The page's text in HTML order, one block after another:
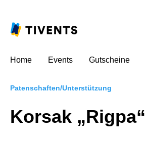
Home Events Gutscheine
Patenschaften/Unterstützung
Korsak „Rigpa“